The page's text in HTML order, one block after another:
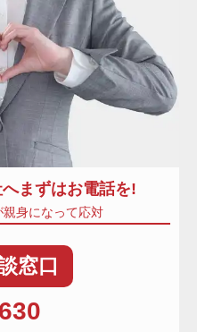
まずはお電話を!
身になって応対
窓口